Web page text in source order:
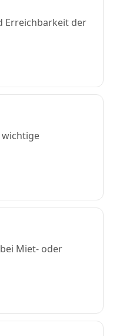
Erreichbarkeit der
wichtige
Miet- oder